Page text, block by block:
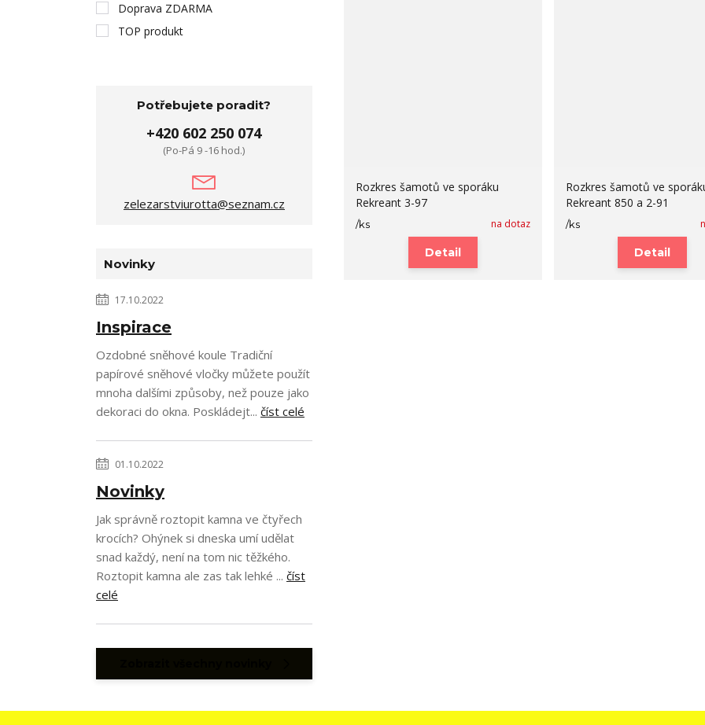
Rozkres šamotů ve sporáku
Rekreant 3-97
/ks na dotaz
Detail
Rozkres šamotů ve
Rekreant 850 a 2-91
/ks
Detail
Doprava ZDARMA
TOP produkt
Potřebujete poradit?
+420 602 250 074
(Po-Pá 9 -16 hod.)
zelezarstviurotta@seznam.cz
Novinky
17.10.2022
Inspirace
Ozdobné sněhové koule Tradiční
papírové sněhové vločky můžete použít
mnoha dalšími způsoby, než pouze jako
dekoraci do okna. Poskládejt... číst celé
01.10.2022
Novinky
Jak správně roztopit kamna ve čtyřech
krocích? Ohýnek si dneska umí udělat
snad každý, není na tom nic těžkého.
Roztopit kamna ale zas tak lehké ... číst
celé